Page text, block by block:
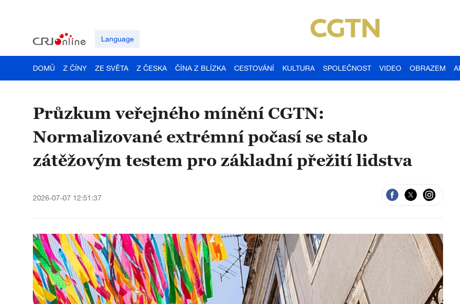
Language
DOMŮ Z ČÍNY ZE SVĚTA Z ČESKA ČÍNA Z BLÍZKA CESTOVÁNÍ KULTURA SPOLEČNOST VIDEO OBRAZEM
Průzkum veřejného mínění CGTN:
Normalizované extrémní počasí se stalo
zátěžovým testem pro základní přežití lidstva
2026-07-07 12:51:37